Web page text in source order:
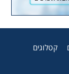
קטלוגים